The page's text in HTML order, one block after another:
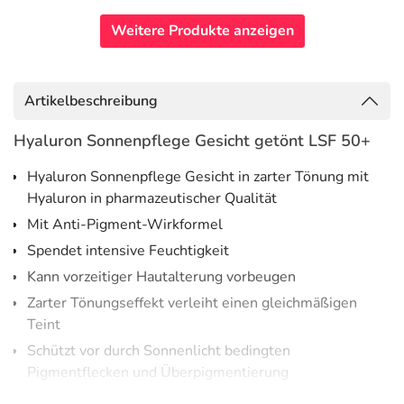
Weitere Produkte anzeigen
Artikelbeschreibung
Hyaluron Sonnenpflege Gesicht getönt LSF 50+
Hyaluron Sonnenpflege Gesicht in zarter Tönung mit
Hyaluron in pharmazeutischer Qualität
Mit Anti-Pigment-Wirkformel
Spendet intensive Feuchtigkeit
Kann vorzeitiger Hautalterung vorbeugen
Zarter Tönungseffekt verleiht einen gleichmäßigen
Teint
Schützt vor durch Sonnenlicht bedingten
Pigmentflecken und Überpigmentierung